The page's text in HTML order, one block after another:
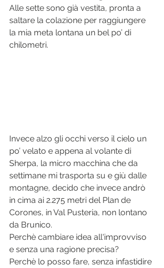
Alle sette sono già vestita, pronta a
saltare la colazione per raggiungere
la mia meta lontana un bel po’ di
chilometri.
Invece alzo gli occhi verso il cielo un
po’ velato e appena al volante di
Sherpa, la micro macchina che da
settimane mi trasporta su e giù dalle
montagne, decido che invece andrò
in cima ai 2.275 metri del Plan de
Corones, in Val Pusteria, non lontano
da Brunico.
Perchè cambiare idea all'improvviso
e senza una ragione precisa?
Perchè lo posso fare, senza infastidire